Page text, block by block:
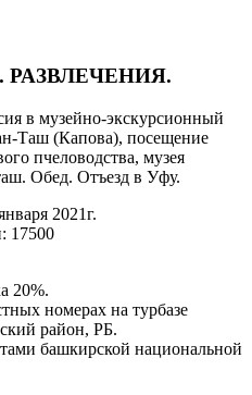
РАЗВЛЕЧЕНИЯ.
в музейно-экскурсионный
Таш (Капова), посещение
пчеловодства, музея
Обед. Отъезд в Уфу.
2021г.
17500
20%.
номерах на турбазе
район, РБ.
башкирской национальной